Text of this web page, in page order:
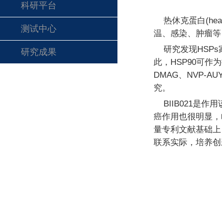
科研平台
测试中心
研究成果
热休克蛋白
温、感染、肿瘤
研究发现HSPs
此，HSP90可作
DMAG、NVP-
究。
BIIB021是作用
癌作用也很明显
量专利文献基础
联系实际，培养